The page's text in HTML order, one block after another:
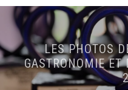
LES PHOTOS
GASTRONOMIE ET